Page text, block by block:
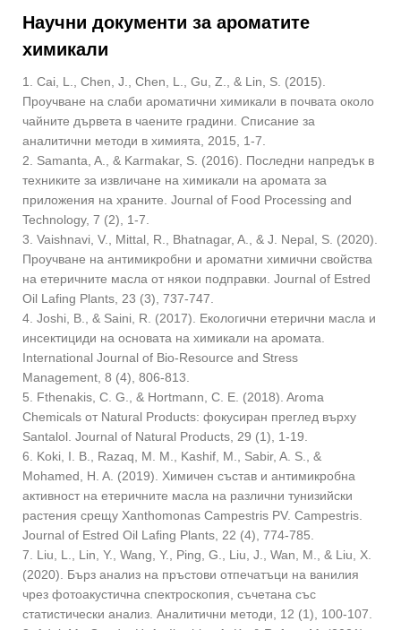
Научни документи за ароматите
химикали
1. Cai, L., Chen, J., Chen, L., Gu, Z., & Lin, S. (2015).
Проучване на слаби ароматични химикали в почвата около
чайните дървета в чаените градини. Списание за
аналитични методи в химията, 2015, 1-7.
2. Samanta, A., & Karmakar, S. (2016). Последни напредък в
техниките за извличане на химикали на аромата за
приложения на храните. Journal of Food Processing and
Technology, 7 (2), 1-7.
3. Vaishnavi, V., Mittal, R., Bhatnagar, A., & J. Nepal, S. (2020).
Проучване на антимикробни и ароматни химични свойства
на етеричните масла от някои подправки. Journal of Estred
Oil Lafing Plants, 23 (3), 737-747.
4. Joshi, B., & Saini, R. (2017). Екологични етерични масла и
инсектициди на основата на химикали на аромата.
International Journal of Bio-Resource and Stress
Management, 8 (4), 806-813.
5. Fthenakis, C. G., & Hortmann, C. E. (2018). Aroma
Chemicals от Natural Products: фокусиран преглед върху
Santalol. Journal of Natural Products, 29 (1), 1-19.
6. Koki, I. B., Razaq, M. M., Kashif, M., Sabir, A. S., &
Mohamed, H. A. (2019). Химичен състав и антимикробна
активност на етеричните масла на различни тунизийски
растения срещу Xanthomonas Campestris PV. Campestris.
Journal of Estred Oil Lafing Plants, 22 (4), 774-785.
7. Liu, L., Lin, Y., Wang, Y., Ping, G., Liu, J., Wan, M., & Liu, X.
(2020). Бърз анализ на пръстови отпечатъци на ванилия
чрез фотоакустична спектроскопия, съчетана със
статистически анализ. Аналитични методи, 12 (1), 100-107.